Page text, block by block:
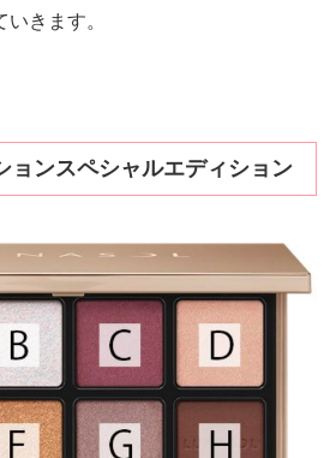
きます。
ョンスペシャルエディション